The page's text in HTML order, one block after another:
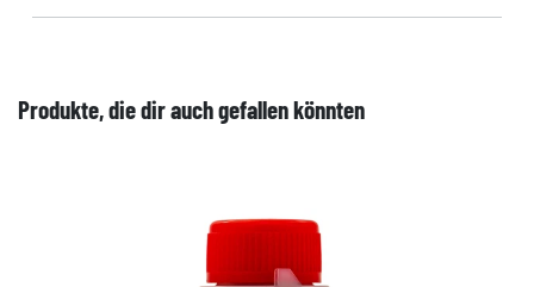
Produkte, die dir auch gefallen könnten